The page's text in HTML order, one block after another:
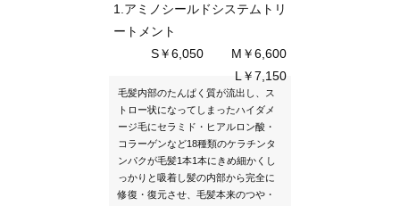
1.アミノシールドシステムトリ
ートメント
S￥6,050
M￥6,600
L￥7,150
毛髪内部のたんぱく質が流出し、ス
トロー状になってしまったハイダメ
ージ毛にセラミド・ヒアルロン酸・
コラーゲンなど18種類のケラチンタ
ンパクが毛髪1本1本にきめ細かくし
っかりと吸着し髪の内部から完全に
修復・復元させ、毛髪本来のつや・